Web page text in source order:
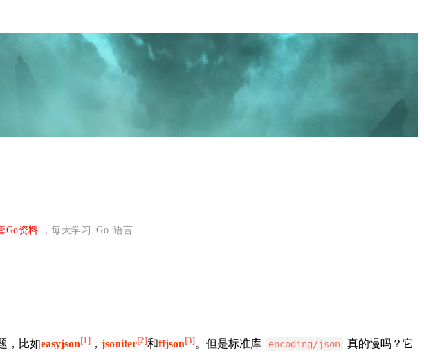
Go资料 ，每天学习 Go 语言
，比如easyjson[1] ， jsoniter[2]和ffjson[3]。但是标准库 encoding/json
真的慢吗？它